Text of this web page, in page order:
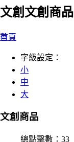
文創 文創商品
:::
首頁
字級設定：
小
中
大
文創商品
總點擊數：33